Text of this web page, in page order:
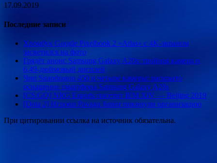
17.09.2019
Последние записи
Хромбук Google Pixelbook 2 «Atlas» с 4K-экраном
засветился на фото
Грядёт анонс Samsung Galaxy A20s: тройная камера и
6,49-дюймовый дисплей
Чип Snapdragon 450 и четыре камеры: раскрыто
оснащение смартфона Samsung Galaxy A20s
[CS:GO] NRG Esports посетит IEM XIV — Beijing 2019
[Dota 2] Игроки Pavaga Junior покинули организацию
При цитировании ссылка на источник обязательна.